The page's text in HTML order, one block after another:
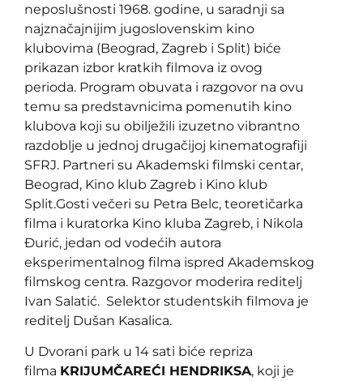
neposlušnosti 1968. godine, u saradnji sa
najznačajnijim jugoslovenskim kino
klubovima (Beograd, Zagreb i Split) biće
prikazan izbor kratkih filmova iz ovog
perioda. Program obuvata i razgovor na ovu
temu sa predstavnicima pomenutih kino
klubova koji su obilježili izuzetno vibrantno
razdoblje u jednoj drugačijoj kinematografiji
SFRJ. Partneri su Akademski filmski centar,
Beograd, Kino klub Zagreb i Kino klub
Split.Gosti večeri su Petra Belc, teoretičarka
filma i kuratorka Kino kluba Zagreb, i Nikola
Đurić, jedan od vodećih autora
eksperimentalnog filma ispred Akademskog
filmskog centra. Razgovor moderira reditelj
Ivan Salatić. Selektor studentskih filmova je
reditelj Dušan Kasalica.
U Dvorani park u 14 sati biće repriza
filma KRIJUMČAREĆI HENDRIKSA, koji je